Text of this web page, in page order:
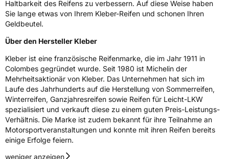
EPREL ID408853
Allgemeine Produktsicherheit (GPSR)
HerstellerkontaktMANUFACTURE FRANCAISE DES
Carmes-Déchaux 23 63000 Clermont-
Ferrand Frankreich, contact@tc.michelin.eu
Haltbarkeit des Reifens zu verbessern. Auf diese Weise haben
Sie lange etwas von Ihrem Kleber-Reifen und schonen Ihren
Geldbeutel.
Über den Hersteller Kleber
Kleber ist eine französische Reifenmarke, die im Jahr 1911 in
Colombes gegründet wurde. Seit 1980 ist Michelin der
Mehrheitsaktionär von Kleber. Das Unternehmen hat sich im
Laufe des Jahrhunderts auf die Herstellung von Sommerreifen,
Winterreifen, Ganzjahresreifen sowie Reifen für Leicht-LKW
spezialisiert und verkauft diese zu einem guten Preis-Leistungs-
Verhältnis. Die Marke ist zudem bekannt für ihre Teilnahme an
Motorsportveranstaltungen und konnte mit ihren Reifen bereits
einige Erfolge feiern.
weniger anzeigen